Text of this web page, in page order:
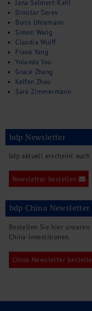
Jana Selmert-Kahl
Dimitar Serev
Boris Uhlemann
Simon Wang
Claudia Wulff
Frank Yang
Yolanda You
Grace Zhang
Kelfen Zhou
Sara Zimmermann
bdp Newsletter
bdp aktuell erscheint
Newsletter bestellen
bdp China Newsletter
Bestellen Sie hier
China-Investitionen.
China Newsletter